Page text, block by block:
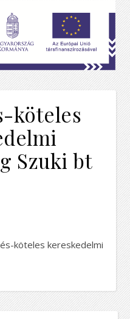
köteles
Szuki bt
köteles kereskedelmi